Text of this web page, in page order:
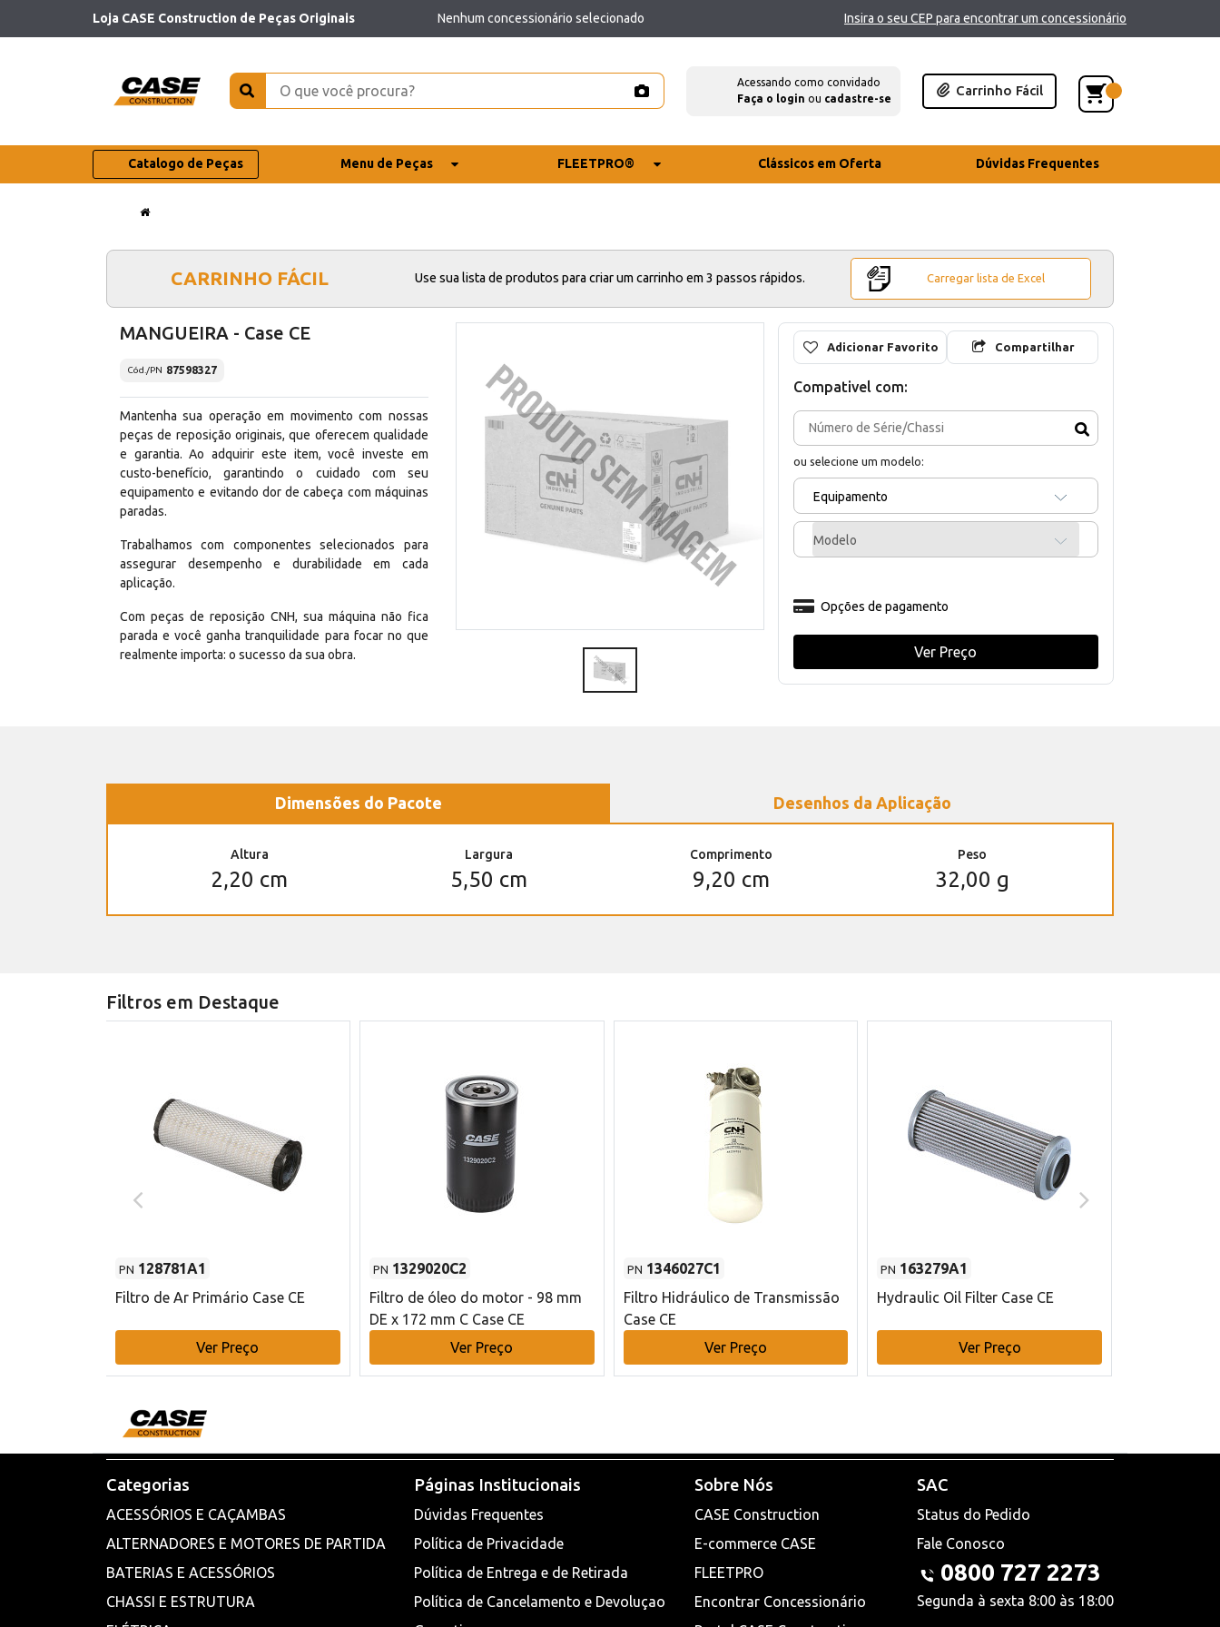
Loja CASE Construction de Peças Originais Nenhum concessionário selecionado Insira o seu CEP para encontrar um concessionário
Acessando como convidado
Faça o login ou cadastre-se
Carrinho Fácil
Catalogo de Peças Menu de Peças FLEETPRO® Clássicos em Oferta Dúvidas Frequentes
CARRINHO FÁCIL Use sua lista de produtos para criar um carrinho em 3 passos rápidos. Carregar lista de Excel
MANGUEIRA - Case CE
Cód./PN 87598327
Mantenha sua operação em movimento com nossas
peças de reposição originais, que oferecem qualidade
e garantia. Ao adquirir este item, você investe em
custo-benefício, garantindo o cuidado com seu
equipamento e evitando dor de cabeça com máquinas
paradas.
Trabalhamos com componentes selecionados para
assegurar desempenho e durabilidade em cada
aplicação.
Com peças de reposição CNH, sua máquina não fica
parada e você ganha tranquilidade para focar no que
realmente importa: o sucesso da sua obra.
Adicionar Favorito Compartilhar
Compativel com:
ou selecione um modelo:
Equipamento
Modelo
Opções de pagamento
Ver Preço
Dimensões do Pacote Desenhos da Aplicação
Altura
2,20 cm
Largura
5,50 cm
Comprimento
9,20 cm
Peso
32,00 g
Filtros em Destaque
PN 128781A1
Filtro de Ar Primário Case CE
Ver Preço
PN 1329020C2
Filtro de óleo do motor - 98 mm
DE x 172 mm C Case CE
Ver Preço
PN 1346027C1
Filtro Hidráulico de Transmissão
Case CE
Ver Preço
PN 163279A1
Hydraulic Oil Filter Case CE
Ver Preço
Categorias
ACESSÓRIOS E CAÇAMBAS
ALTERNADORES E MOTORES DE PARTIDA
BATERIAS E ACESSÓRIOS
CHASSI E ESTRUTURA
Páginas Institucionais
Dúvidas Frequentes
Política de Privacidade
Política de Entrega e de Retirada
Política de Cancelamento e Devoluçao
Sobre Nós
CASE Construction
E-commerce CASE
FLEETPRO
Encontrar Concessionário
SAC
Status do Pedido
Fale Conosco
0800 727 2273
Segunda à sexta 8:00 às 18:00